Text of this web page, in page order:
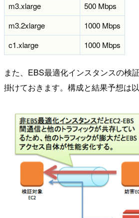
m3.xlarge
500 Mbps
m3.2xlarge
1000 Mbps
c1.xlarge
1000 Mbps
また、EBS最適化インスタンスの検
掛けておきます。構成と結果予想は